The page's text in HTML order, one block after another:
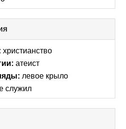
to
collapse
христианство
атеист
левое крыло
служил